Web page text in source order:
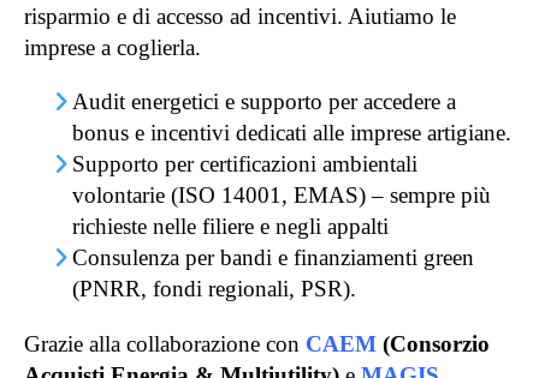
risparmio e di accesso ad incentivi. Aiutiamo le
imprese a coglierla.
Audit energetici e supporto per accedere a
bonus e incentivi dedicati alle imprese artigiane.
Supporto per certificazioni ambientali
volontarie (ISO 14001, EMAS) – sempre più
richieste nelle filiere e negli appalti
Consulenza per bandi e finanziamenti green
(PNRR, fondi regionali, PSR).
Grazie alla collaborazione con CAEM (Consorzio